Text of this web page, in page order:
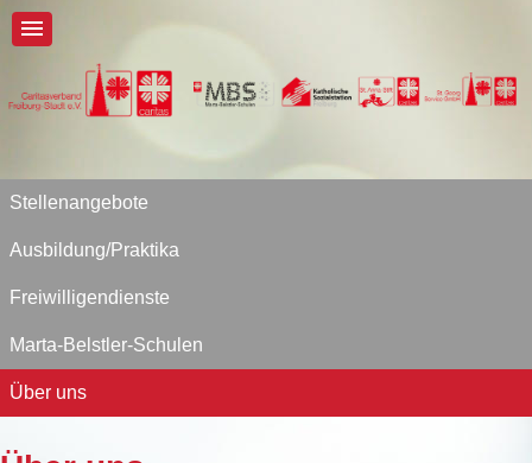
Stellenangebote
Ausbildung/Praktika
Freiwilligendienste
Marta-Belstler-Schulen
Über uns